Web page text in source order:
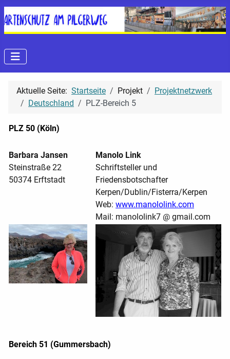
Aktuelle Seite: Startseite Projekt
Projektnetzwerk
Deutschland
PLZ-Bereich 5
PLZ 50 (Köln)
Barbara Jansen
Steinstraße 22
50374 Erftstadt
Manolo Link
Schriftsteller und
Friedensbotschafter
Kerpen/Dublin/Fisterra/Kerpen
Web: www.manololink.com
Mail: manololink7 @ gmail.com
Bereich 51 (Gummersbach)